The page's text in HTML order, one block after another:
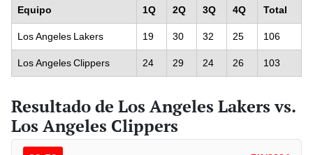
Equipo 1Q 2Q 3Q 4Q Total
Los Angeles Lakers 19 30 32 25 106
Los Angeles Clippers 24 29 24 26 103
Resultado de Los Angeles Lakers vs.
Los Angeles Clippers